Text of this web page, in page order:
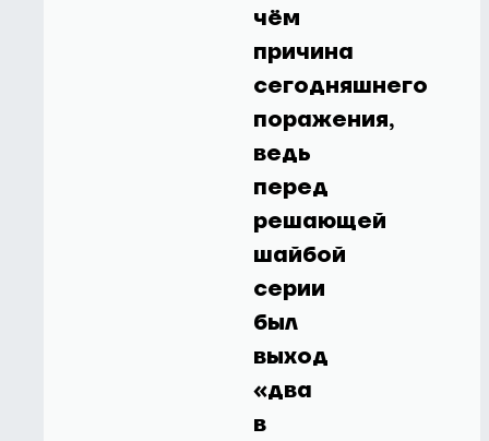
чём
причина
сегодняшнего
поражения,
ведь
перед
решающей
шайбой
серии
был
выход
«два
в